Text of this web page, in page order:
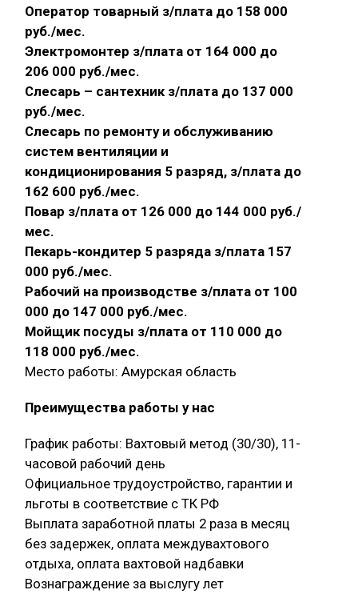
Оператор товарный з/плата до 158 000
руб./мес.
Электромонтер з/плата от 164 000 до
206 000 руб./мес.
Слесарь – сантехник з/плата до 137 000
руб./мес.
Слесарь по ремонту и обслуживанию
систем вентиляции и
кондиционирования 5 разряд, з/плата до
162 600 руб./мес.
Повар з/плата от 126 000 до 144 000 руб./
мес.
Пекарь-кондитер 5 разряда з/плата 157
000 руб./мес.
Рабочий на производстве з/плата от 100
000 до 147 000 руб./мес.
Мойщик посуды з/плата от 110 000 до
118 000 руб./мес.
Место работы: Амурская область
Преимущества работы у нас
График работы: Вахтовый метод (30/30), 11-
часовой рабочий день
Официальное трудоустройство, гарантии и
льготы в соответствие с ТК РФ
Выплата заработной платы 2 раза в месяц
без задержек, оплата междувахтового
отдыха, оплата вахтовой надбавки
Вознаграждение за выслугу лет